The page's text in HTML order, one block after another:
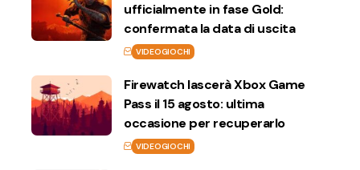
ufficialmente in fase Gold:
confermata la data di uscita
VIDEOGIOCHI
Firewatch lascerà Xbox Game
Pass il 15 agosto: ultima
occasione per recuperarlo
VIDEOGIOCHI